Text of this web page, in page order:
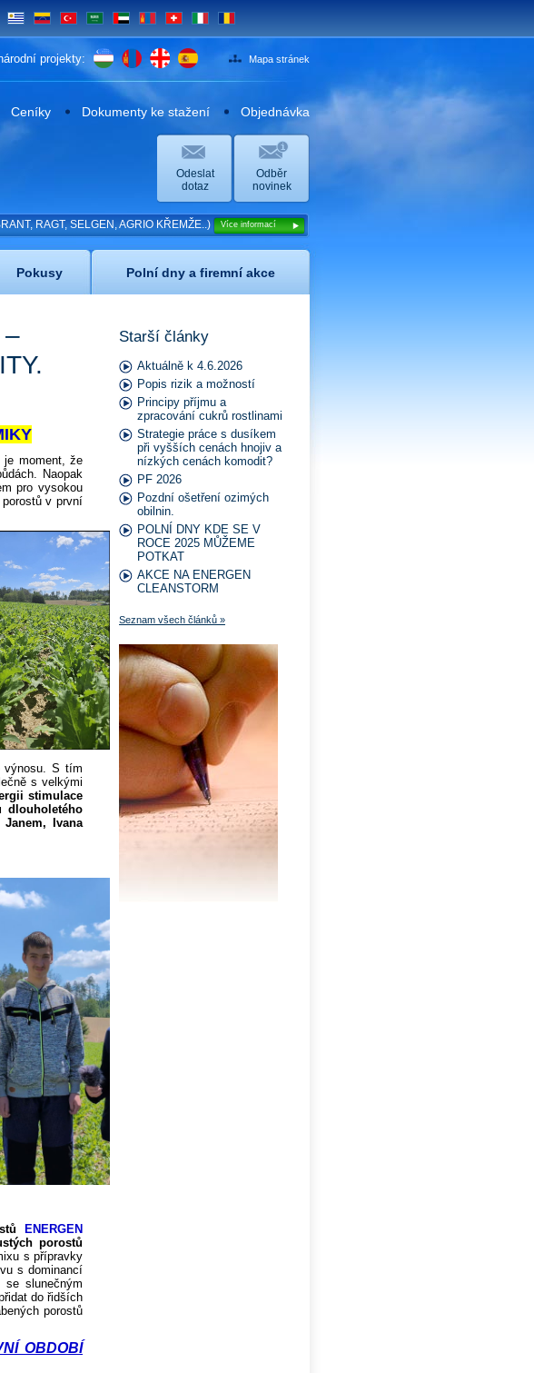
UY VE TR SA UAE MN CH
projekty: Mapa stránek
Ceníky Dokumenty ke stažení Objednávka
Odeslat
dotaz
Odběr
novinek
RAGT, SELGEN, AGRIO KŘEMŽE..) Více informací
Pokusy Polní dny a firemní akce
Starší články
Aktuálně k 4.6.2026
Popis rizik a možností
Principy příjmu a
zpracování cukrů rostlinami
Strategie práce s dusíkem
při vyšších cenách hnojiv a
nízkých cenách komodit?
PF 2026
Pozdní ošetření ozimých
obilnin.
POLNÍ DNY KDE SE V
ROCE 2025 MŮŽEME
POTKAT
AKCE NA ENERGEN
CLEANSTORM
Seznam všech článků »
–
je moment, že
Naopak
pro vysokou
v první
výnosu. S tím
s velkými
stimulace
dlouholetého
Ivana
ENERGEN
porostů
s přípravky
s dominancí
slunečným
do řidších
porostů
OBDOBÍ